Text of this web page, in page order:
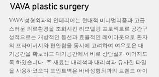
VAVA plastic surgery
VAVA 성형외과의 인테리어는 현대적 미니멀리즘과 고급
스러운 의료환경을 조화시킨 리모델링 프로젝트로 공간구
성적으로는 개방적인 동선과 효율적인 레이아웃으로 환자
의 프라이버시와 편안함을 동시에 고려하여 여유로운 대
기공간을 확보하고 대기공간에서 바로 상담실과 이어지도
록 하였습니다. 주 재료는 대리석과 대리석과 유사한 타일
을 사용하였으며 포인트벽은 바바성형외과의 브렌드 아이